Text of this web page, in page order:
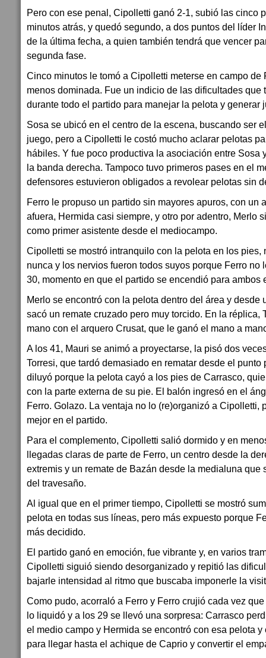
Pero con ese penal, Cipolletti ganó 2-1, subió las cinco
minutos atrás, y quedó segundo, a dos puntos del líder
de la última fecha, a quien también tendrá que vencer
segunda fase.
Cinco minutos le tomó a Cipolletti meterse en campo de
menos dominada. Fue un indicio de las dificultades que
durante todo el partido para manejar la pelota y generar
Sosa se ubicó en el centro de la escena, buscando ser
juego, pero a Cipolletti le costó mucho aclarar pelotas
hábiles. Y fue poco productiva la asociación entre Sosa
la banda derecha. Tampoco tuvo primeros pases en el
defensores estuvieron obligados a revolear pelotas sin
Ferro le propuso un partido sin mayores apuros, con un
afuera, Hermida casi siempre, y otro por adentro, Merlo
como primer asistente desde el mediocampo.
Cipolletti se mostró intranquilo con la pelota en los pies,
nunca y los nervios fueron todos suyos porque Ferro no
30, momento en que el partido se encendió para ambos
Merlo se encontró con la pelota dentro del área y desde
sacó un remate cruzado pero muy torcido. En la réplica,
mano con el arquero Crusat, que le ganó el mano a
A los 41, Mauri se animó a proyectarse, la pisó dos
Torresi, que tardó demasiado en rematar desde el
diluyó porque la pelota cayó a los pies de Carrasco,
con la parte externa de su pie. El balón ingresó en el
Ferro. Golazo. La ventaja no lo (re)organizó a Cipolletti,
mejor en el partido.
Para el complemento, Cipolletti salió dormido y en
llegadas claras de parte de Ferro, un centro desde la
extremis y un remate de Bazán desde la medialuna que
del travesaño.
Al igual que en el primer tiempo, Cipolletti se mostró
pelota en todas sus líneas, pero más expuesto porque
más decidido.
El partido ganó en emoción, fue vibrante y, en varios
Cipolletti siguió siendo desorganizado y repitió las
bajarle intensidad al ritmo que buscaba imponerle la
Como pudo, acorraló a Ferro y Ferro crujió cada vez
lo liquidó y a los 29 se llevó una sorpresa: Carrasco
el medio campo y Hermida se encontró con esa pelota
para llegar hasta el achique de Caprio y convertir el